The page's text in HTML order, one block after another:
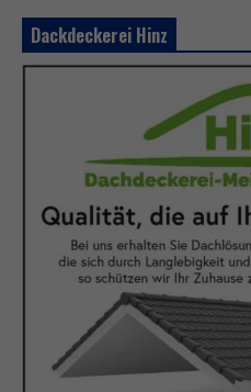
Dackdeckerei Hinz